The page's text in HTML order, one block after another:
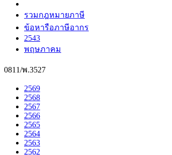
รวมกฎหมายภาษี
ข้อหารือภาษีอากร
2543
พฤษภาคม
0811/พ.3527
2569
2568
2567
2566
2565
2564
2563
2562